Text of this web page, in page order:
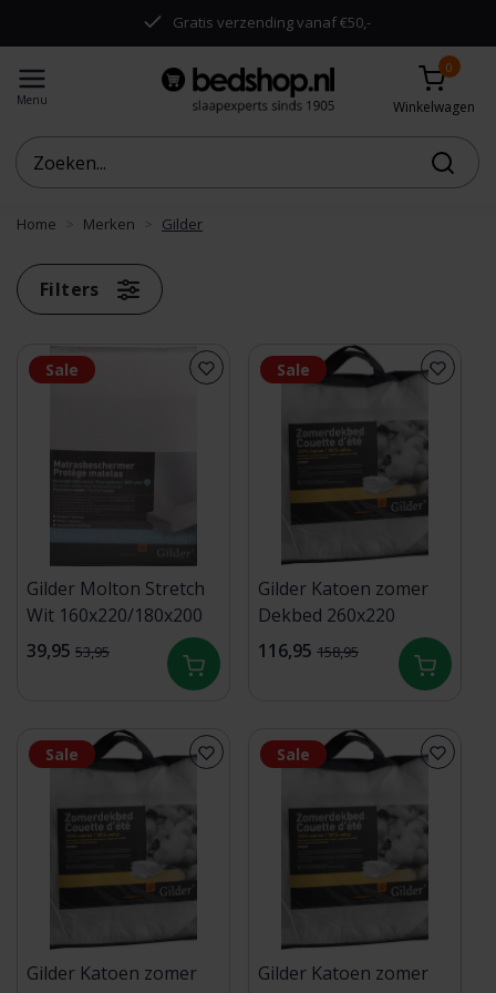
Gratis verzending vanaf €50,-
Menu
0
Winkelwagen
Home Merken Gilder
Filters
Sale
Gilder Molton Stretch
Wit 160x220/180x200
39,95 53,95
Sale
Gilder Katoen zomer
Dekbed 260x220
116,95 158,95
Sale
Gilder Katoen zomer
Sale
Gilder Katoen zomer